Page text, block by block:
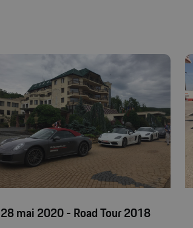
28 mai 2020 - Road Tour 2018